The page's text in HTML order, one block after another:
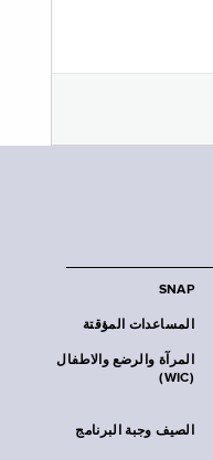
SNAP
المساعدات المؤقتة
المرآة والرضع والاطفال
(WIC)
الصيف وجبة البرنامج